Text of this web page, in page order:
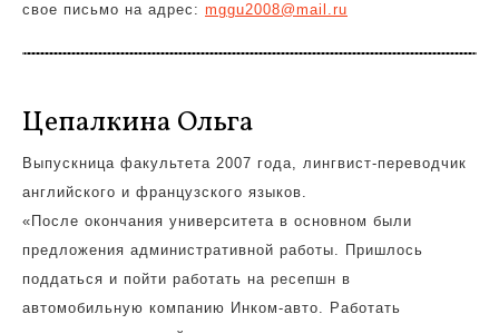
свое письмо на адрес: mggu2008@mail.ru
Цепалкина Ольга
Выпускница факультета 2007 года, лингвист-переводчик
английского и французского языков.
«После окончания университета в основном были
предложения административной работы. Пришлось
поддаться и пойти работать на ресепшн в
автомобильную компанию Инком-авто. Работать